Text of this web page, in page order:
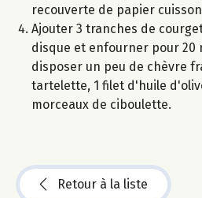
recouverte de papier
Ajouter 3 tranches de
disque et enfourner pour 20
disposer un peu de chèvre
tartelette, 1 filet d'huile
morceaux de ciboulette.
Retour à la liste